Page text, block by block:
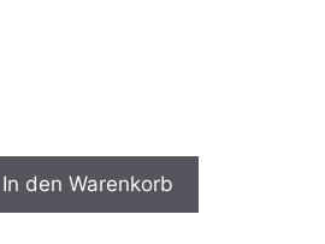
In den Warenkorb